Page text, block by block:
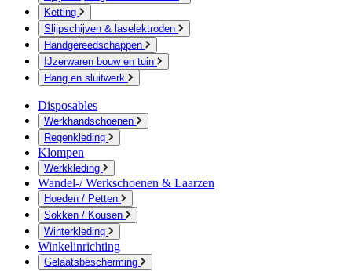
Ketting
Slijpschijven & laselektroden
Handgereedschappen
IJzerwaren bouw en tuin
Hang en sluitwerk
Disposables
Werkhandschoenen
Regenkleding
Klompen
Werkkleding
Wandel-/ Werkschoenen & Laarzen
Hoeden / Petten
Sokken / Kousen
Winterkleding
Winkelinrichting
Gelaatsbescherming